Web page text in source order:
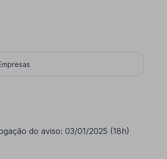
do aviso: 03/01/2025 (18h)